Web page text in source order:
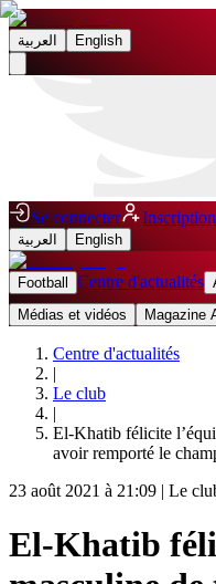
العربية English
Se connecter Inscription
العربية English
Football Centre d'actualités
Médias et vidéos
Magazine
Centre d'actualités
|
Le club
|
El-Khatib félicite
avoir remporté le
23 août 2021 à 21:09 | Le
El-Khatib